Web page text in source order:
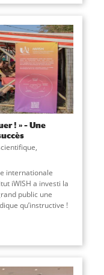
! » – Une
,
internationale
iWISH a investi la
public une
qu’instructive !